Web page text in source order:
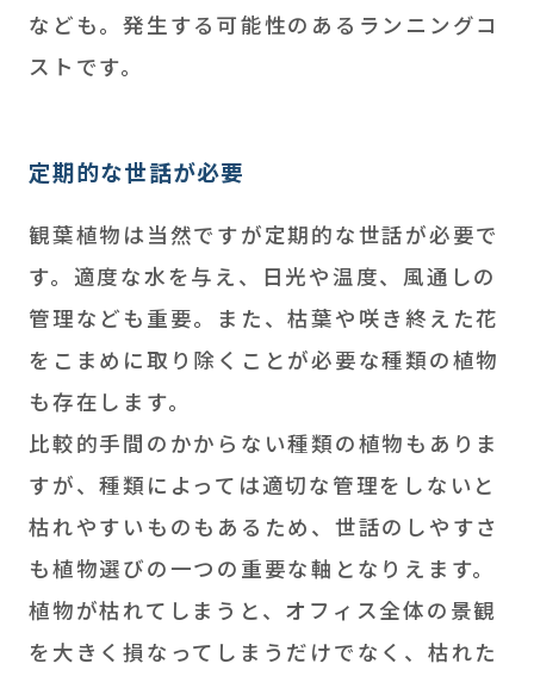
なども。発生する可能性のあるランニングコ
ストです。
定期的な世話が必要
観葉植物は当然ですが定期的な世話が必要で
す。適度な水を与え、日光や温度、風通しの
管理なども重要。また、枯葉や咲き終えた花
をこまめに取り除くことが必要な種類の植物
も存在します。
比較的手間のかからない種類の植物もありま
すが、種類によっては適切な管理をしないと
枯れやすいものもあるため、世話のしやすさ
も植物選びの一つの重要な軸となりえます。
植物が枯れてしまうと、オフィス全体の景観
を大きく損なってしまうだけでなく、枯れた